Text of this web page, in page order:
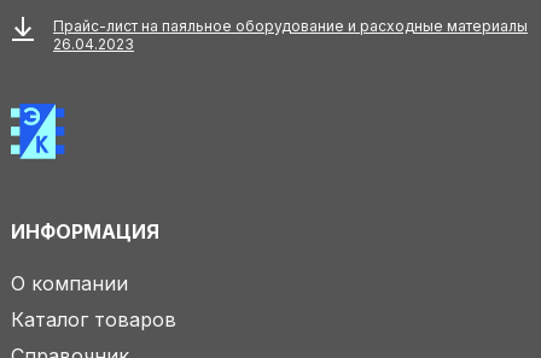
Прайс-лист на паяльное оборудование и расходные материалы
26.04.2023
ИНФОРМАЦИЯ
О компании
Каталог товаров